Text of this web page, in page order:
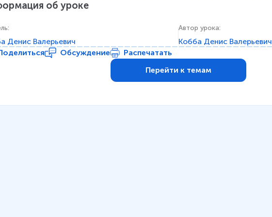
об уроке
:
Денис Валерьевич
Автор урока:
Кобба Денис Валерьевич
Обсуждение
Распечатать
Перейти к темам